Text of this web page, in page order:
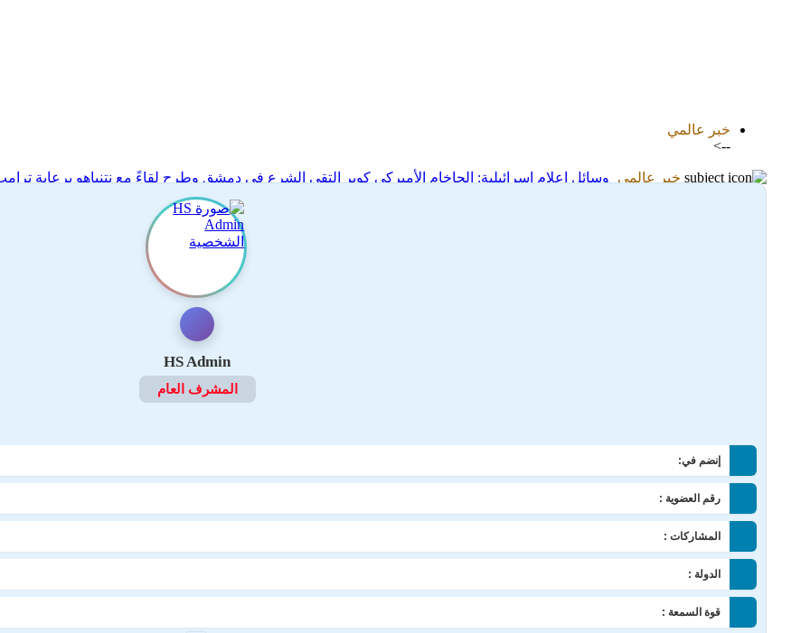
خبر عالمي
-->
خبر عالمي
وسائل إعلام إسرائيلية: الحاخام الأميركي كوبر التقى الشرع في دمشق وطرح لقاءً مع نتنياهو برعاية
30-06-2025 09:14
HS Admin
المشرف العام
إنضم في:
رقم العضوية :
المشاركات :
الدولة :
قوة السمعة :